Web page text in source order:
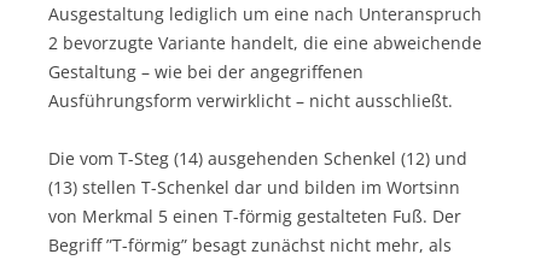
Ausgestaltung lediglich um eine nach Unteranspruch
2 bevorzugte Variante handelt, die eine abweichende
Gestaltung – wie bei der angegriffenen
Ausführungsform verwirklicht – nicht ausschließt.
Die vom T-Steg (14) ausgehenden Schenkel (12) und
(13) stellen T-Schenkel dar und bilden im Wortsinn
von Merkmal 5 einen T-förmig gestalteten Fuß. Der
Begriff ”T-förmig” besagt zunächst nicht mehr, als